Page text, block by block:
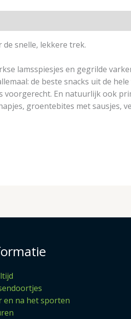
snelle, lekkere trek.
lamsspiesjes en gegrilde
de beste snacks uit de
En natuurlijk ook
groentebites met sausjes,
en na het sporten